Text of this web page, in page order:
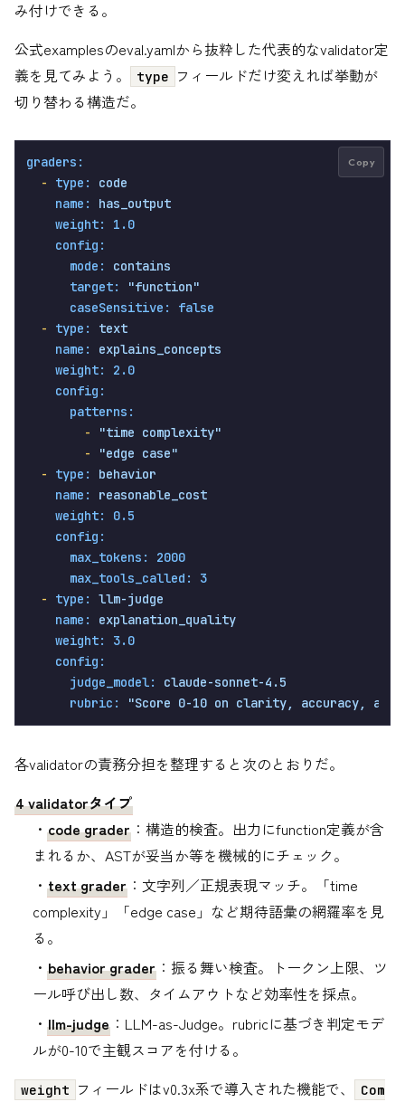
み付けできる。
公式examplesのeval.yamlから抜粋した代表的なvalidator定
義を見てみよう。
type フィールドだけ変えれば挙動が
切り替わる構造だ。
graders:
-
type:
code
name:
has_output
weight:
1.0
config:
mode:
contains
target:
"function"
caseSensitive:
false
-
type:
text
name:
explains_concepts
weight:
2.0
config:
patterns:
-
"time complexity"
-
"edge case"
-
type:
behavior
name:
reasonable_cost
weight:
0.5
config:
max_tokens:
2000
max_tools_called:
3
-
type:
llm-judge
name:
explanation_quality
weight:
3.0
config:
judge_model:
claude-sonnet-4.5
rubric:
"Score 0-10 on clarity, accuracy, and
Copy
各validatorの責務分担を整理すると次のとおりだ。
4 validatorタイプ
・ code grader ：構造的検査。出力にfunction定義が含
まれるか、ASTが妥当か等を機械的にチェック。
・ text grader ：文字列／正規表現マッチ。「time
complexity」「edge case」など期待語彙の網羅率を見
る。
・ behavior grader ：振る舞い検査。トークン上限、ツ
ール呼び出し数、タイムアウトなど効率性を採点。
・ llm-judge ：LLM-as-Judge。rubricに基づき判定モデ
ルが0-10で主観スコアを付ける。
weight フィールドはv0.3x系で導入された機能で、
Com